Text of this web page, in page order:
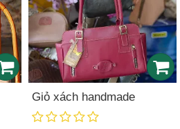
Giỏ xách handmade